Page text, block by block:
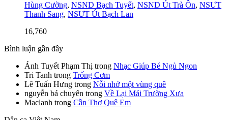
Hùng Cường, NSND Bạch Tuyết, NSND Út Trà Ôn, NSƯT
Thanh Sang, NSƯT Út Bạch Lan
16,760
Bình luận gần đây
Ánh Tuyết Phạm Thị trong Nhạc Giúp Bé Ngủ Ngon
Tri Tanh trong Trống Cơm
Lê Tuấn Hưng trong Nỗi nhớ một vùng quê
nguyễn bá chuyên trong Về Lại Mái Trường Xưa
Maclanh trong Cần Thơ Quê Em